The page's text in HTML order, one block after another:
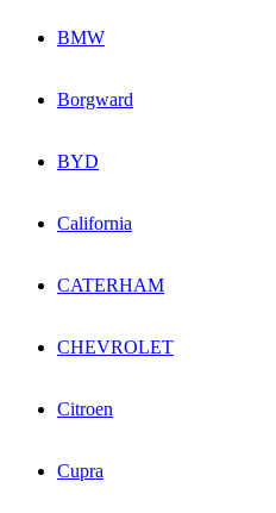
BMW
Borgward
BYD
California
CATERHAM
CHEVROLET
Citroen
Cupra